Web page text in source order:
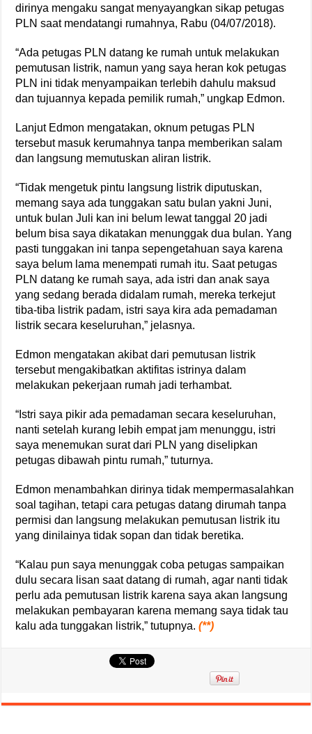
dirinya mengaku sangat menyayangkan sikap petugas
PLN saat mendatangi rumahnya, Rabu (04/07/2018).
“Ada petugas PLN datang ke rumah untuk melakukan
pemutusan listrik, namun yang saya heran kok petugas
PLN ini tidak menyampaikan terlebih dahulu maksud
dan tujuannya kepada pemilik rumah,” ungkap Edmon.
Lanjut Edmon mengatakan, oknum petugas PLN
tersebut masuk kerumahnya tanpa memberikan salam
dan langsung memutuskan aliran listrik.
“Tidak mengetuk pintu langsung listrik diputuskan,
memang saya ada tunggakan satu bulan yakni Juni,
untuk bulan Juli kan ini belum lewat tanggal 20 jadi
belum bisa saya dikatakan menunggak dua bulan. Yang
pasti tunggakan ini tanpa sepengetahuan saya karena
saya belum lama menempati rumah itu. Saat petugas
PLN datang ke rumah saya, ada istri dan anak saya
yang sedang berada didalam rumah, mereka terkejut
tiba-tiba listrik padam, istri saya kira ada pemadaman
listrik secara keseluruhan,” jelasnya.
Edmon mengatakan akibat dari pemutusan listrik
tersebut mengakibatkan aktifitas istrinya dalam
melakukan pekerjaan rumah jadi terhambat.
“Istri saya pikir ada pemadaman secara keseluruhan,
nanti setelah kurang lebih empat jam menunggu, istri
saya menemukan surat dari PLN yang diselipkan
petugas dibawah pintu rumah,” tuturnya.
Edmon menambahkan dirinya tidak mempermasalahkan
soal tagihan, tetapi cara petugas datang dirumah tanpa
permisi dan langsung melakukan pemutusan listrik itu
yang dinilainya tidak sopan dan tidak beretika.
“Kalau pun saya menunggak coba petugas sampaikan
dulu secara lisan saat datang di rumah, agar nanti tidak
perlu ada pemutusan listrik karena saya akan langsung
melakukan pembayaran karena memang saya tidak tau
kalu ada tunggakan listrik,” tutupnya.(**)